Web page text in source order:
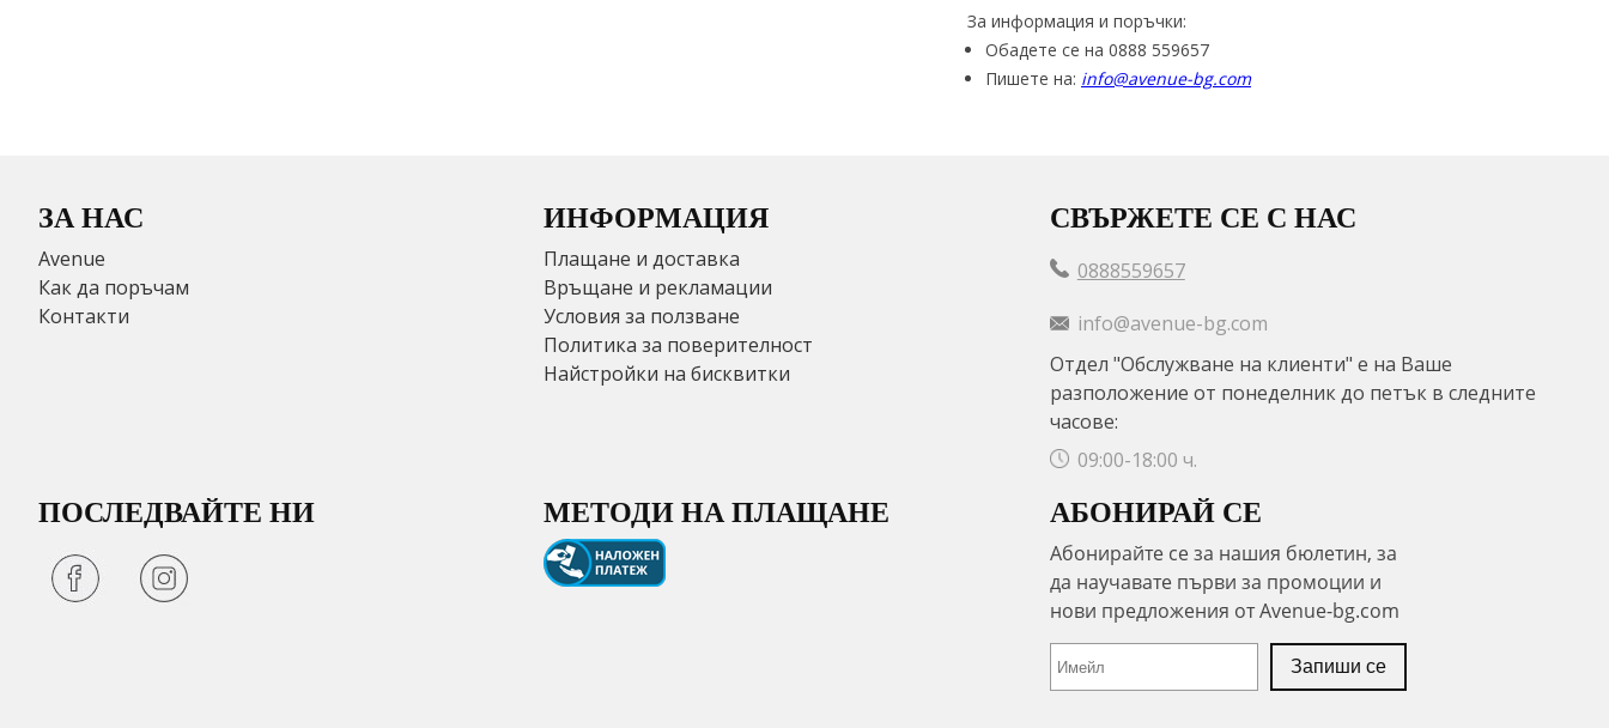
За информация и поръчки:
Обадете се на 0888 559657
Пишете на: info@avenue-bg.com
ЗА НАС
Avenue
Как да поръчам
Контакти
ИНФОРМАЦИЯ
Плащане и доставка
Връщане и рекламации
Условия за ползване
Политика за поверителност
Найстройки на бисквитки
СВЪРЖЕТЕ СЕ С НАС
0888559657
info@avenue-bg.com
Отдел "Обслужване на клиенти" е на Ваше
разположение от понеделник до петък в следните
часове:
09:00-18:00 ч.
ПОСЛЕДВАЙТЕ НИ МЕТОДИ НА ПЛАЩАНЕ АБОНИРАЙ СЕ